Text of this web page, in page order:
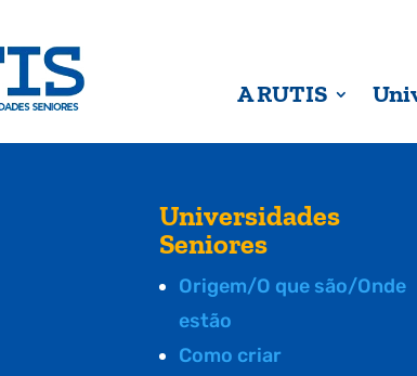
A RUTIS
Universidades
Seniores
Origem/O que são/Onde
estão
Como criar